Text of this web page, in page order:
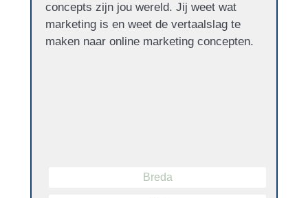
concepts zijn jou wereld. Jij weet wat
marketing is en weet de vertaalslag te
maken naar online marketing concepten.
Breda